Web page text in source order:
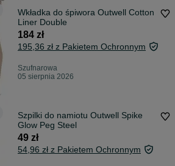
Wkładka do śpiwora Outwell Cotton
Liner Double
184 zł
195,36 zł z Pakietem Ochronnym
Szufnarowa
05 sierpnia 2026
Szpilki do namiotu Outwell Spike
Glow Peg Steel
49 zł
54,96 zł z Pakietem Ochronnym